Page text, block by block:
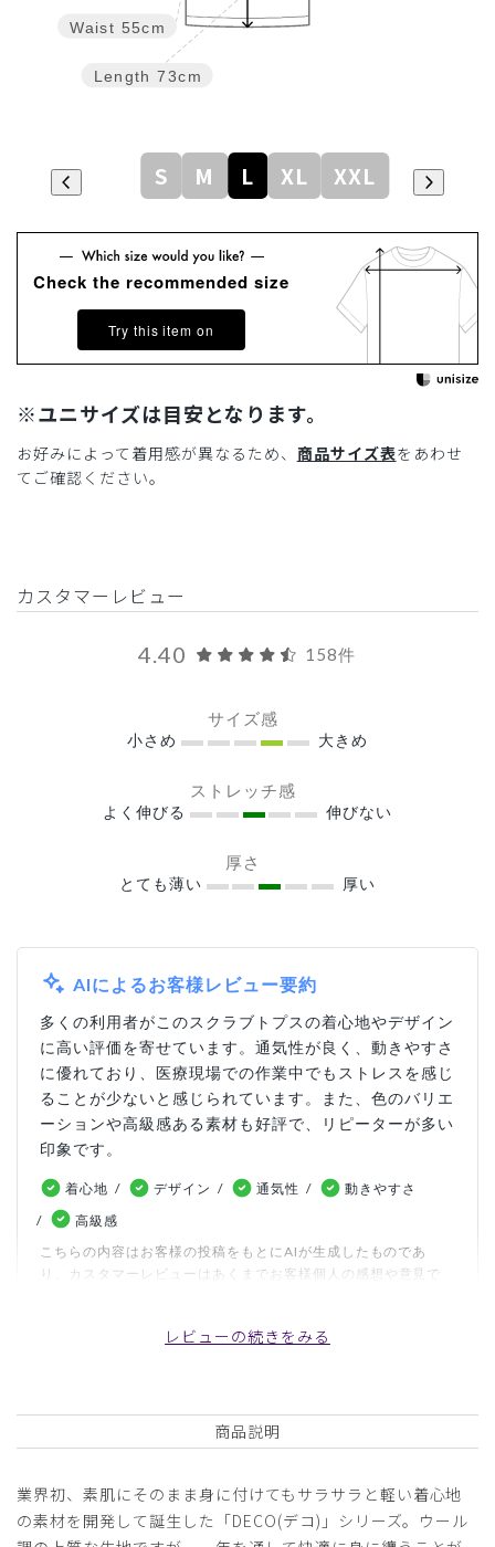
Length 73cm
Waist 55cm
S M L XL XXL
Check the recommended size
Try this item on
※ユニサイズは目安となります。
お好みによって着用感が異なるため、 商品サイズ表をあわせ
てご確認ください。
カスタマーレビュー
4.40 158件
サイズ感
小さめ 大きめ
ストレッチ感
よく伸びる 伸びない
厚さ
とても薄い 厚い
AIによるお客様レビュー要約
多くの利用者がこのスクラブトプスの着心地やデザイン
に高い評価を寄せています。通気性が良く、動きやすさ
に優れており、医療現場での作業中でもストレスを感じ
ることが少ないと感じられています。また、色のバリエ
ーションや高級感ある素材も好評で、リピーターが多い
印象です。
着心地 デザイン 通気性
動きやすさ
高級感
こちらの内容はお客様の投稿をもとにAIが生成したものであ
り、カスタマーレビューはあくまでお客様個人の感想や意見で
ピックアップレビュー
レビューの続きをみる
商品説明
業界初、素肌にそのまま身に付けてもサラサラと軽い着心地
の素材を開発して誕生した「DECO(デコ)」シリーズ。ウール